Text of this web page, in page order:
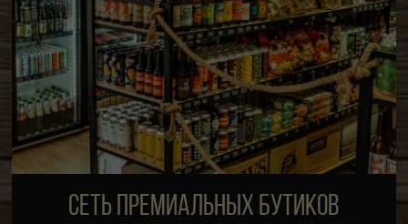
СЕТЬ ПРЕМИАЛЬНЫХ БУТИКОВ